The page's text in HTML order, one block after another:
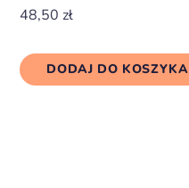
48,50 zł
DODAJ DO KOSZYKA